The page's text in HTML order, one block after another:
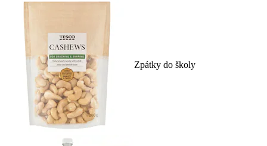
Zpátky do školy